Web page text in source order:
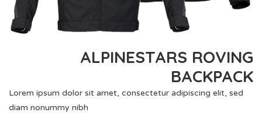
ALPINESTARS ROVING
BACKPACK
Lorem ipsum dolor sit amet, consectetur adipiscing elit, sed
diam nonummy nibh